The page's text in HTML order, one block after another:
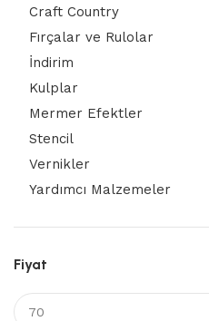
Craft Country
Fırçalar ve Rulolar
İndirim
Kulplar
Mermer Efektler
Stencil
Vernikler
Yardımcı Malzemeler
Fiyat